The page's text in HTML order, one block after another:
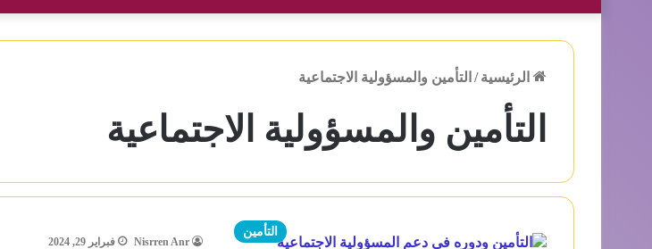
الرئيسية / التأمين والمسؤولية الاجتماعية
التأمين والمسؤولية الاجتماعية
التأمين
Nisrren Anr فبراير 29, 2024